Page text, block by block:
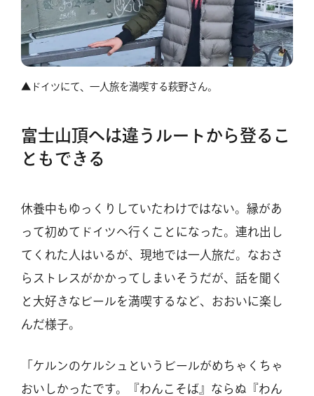
▲ドイツにて、一人旅を満喫する萩野さん。
富士山頂へは違うルートから登るこ
ともできる
休養中もゆっくりしていたわけではない。縁があ
って初めてドイツへ行くことになった。連れ出し
てくれた人はいるが、現地では一人旅だ。なおさ
らストレスがかかってしまいそうだが、話を聞く
と大好きなビールを満喫するなど、おおいに楽し
んだ様子。
「ケルンのケルシュというビールがめちゃくちゃ
おいしかったです。『わんこそば』ならぬ『わん